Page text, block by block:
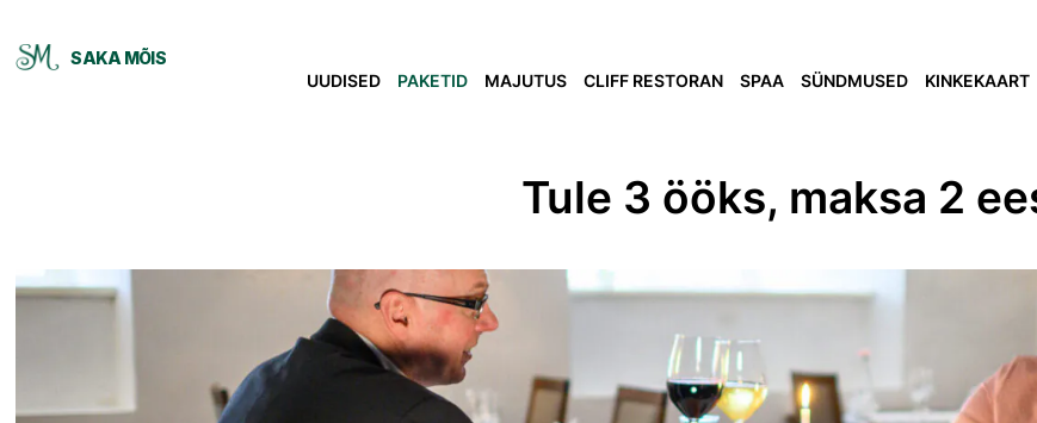
SAKA MÕIS
UUDISED
PAKETID MAJUTUS CLIFF RESTORAN SPAA SÜNDMUSED KINKEKAART
Tule 3 ööks, maksa 2